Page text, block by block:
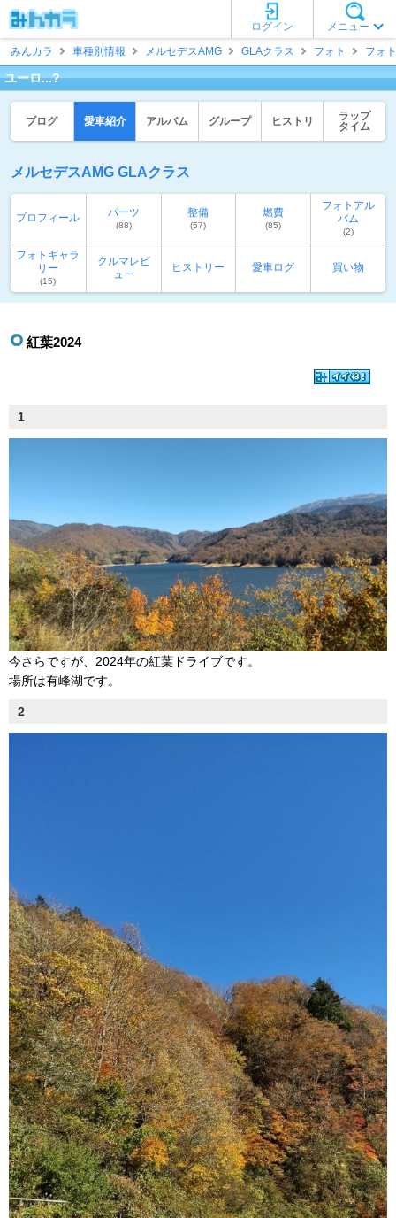
メニュー
ログイン
みんカラ
車種別情報 メルセデスAMG GLAクラス フォト フォ
ユーロ...?
ブログ 愛車紹介 アルバム グループ ヒストリ
ラップ
タイム
メルセデスAMG GLAクラス
プロフィール パーツ
(88)
整備
(57)
燃費
(85)
フォトアル
バム
(2)
フォトギャラ
リー
(15)
クルマレビ
ュー
ヒストリー 愛車ログ 買い物
紅葉2024
1
今さらですが、2024年の紅葉ドライブです。
場所は有峰湖です。
2